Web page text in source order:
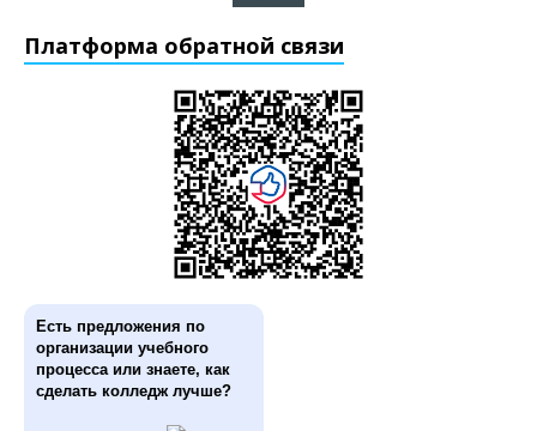
Платформа обратной связи
Есть предложения по
организации учебного
процесса или знаете, как
сделать колледж лучше?